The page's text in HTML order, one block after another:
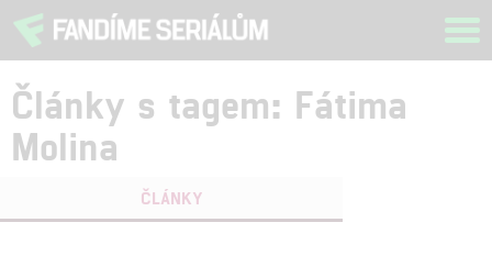
Články s tagem: Fátima
Molina
ČLÁNKY